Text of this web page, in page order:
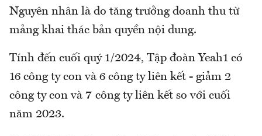
Nguyên nhân là do tăng trưởng doanh thu từ
mảng khai thác bản quyền nội dung.
Tính đến cuối quý 1/2024, Tập đoàn Yeah1 có
16 công ty con và 6 công ty liên kết - giảm 2
công ty con và 7 công ty liên kết so với cuối
năm 2023.